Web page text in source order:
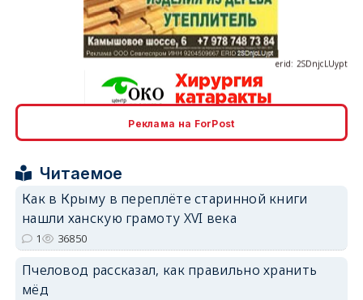
erid: 2SDnjcrDNw6
erid: 2SDnjdPjgYS
Реклама на ForPost
Читаемое
Как в Крыму в переплёте старинной книги
нашли ханскую грамоту XVI века
1 36850
Пчеловод рассказал, как правильно хранить
мёд